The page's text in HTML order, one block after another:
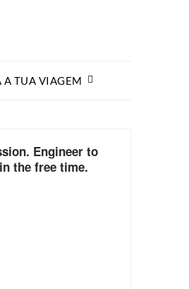
A TUA VIAGEM
Engineer to
the free time.